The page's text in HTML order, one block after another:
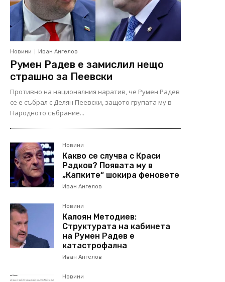
Новини Иван Ангелов
Румен Радев е замислил нещо
страшно за Пеевски
Противно на националния наратив, че Румен Радев
се е събрал с Делян Пеевски, защото групата му в
Народното събрание...
Новини
Какво се случва с Краси
Радков? Появата му в
„Капките“ шокира феновете
Иван Ангелов
Новини
Калоян Методиев:
Структурата на кабинета
на Румен Радев е
катастрофална
Иван Ангелов
Новини